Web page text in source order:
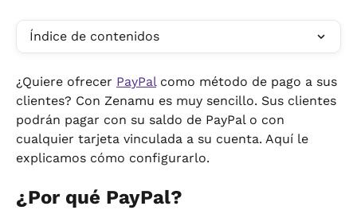
Índice de contenidos
¿Quiere ofrecer PayPal como método de pago a sus
clientes? Con Zenamu es muy sencillo. Sus clientes
podrán pagar con su saldo de PayPal o con
cualquier tarjeta vinculada a su cuenta. Aquí le
explicamos cómo configurarlo.
¿Por qué PayPal?